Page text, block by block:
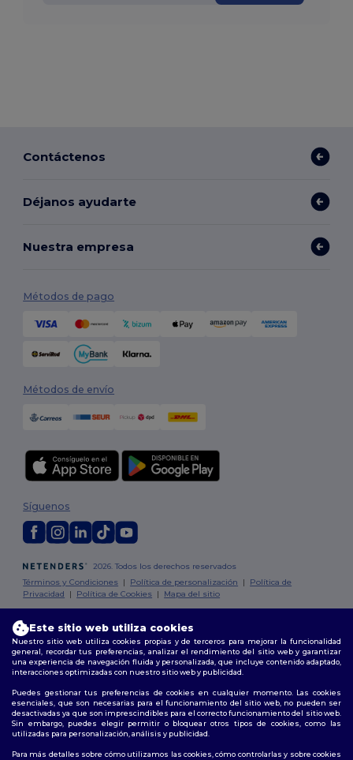
Contáctenos
Déjanos ayudarte
Nuestra empresa
Métodos de pago
Métodos de envío
2026. Todos los derechos reservados
Términos y Condiciones | Política de personalización | Política de
Privacidad | Política de Cookies | Mapa del sitio
Síguenos
Madrid|Barcelona|Valencia |Seville |
Palma | Bilbao| Alicante
Este sitio web utiliza cookies
Nuestro sitio web utiliza cookies propias y de terceros para mejorar la funcionalidad
general, recordar tus preferencias, analizar el rendimiento del sitio web y garantizar
una experiencia de navegación fluida y personalizada, que incluye contenido adaptado,
interacciones optimizadas con nuestro sitio web y publicidad.
Puedes gestionar tus preferencias de cookies en cualquier momento. Las cookies
esenciales, que son necesarias para el funcionamiento del sitio web, no pueden ser
desactivadas ya que son imprescindibles para el correcto funcionamiento del sitio web.
Sin embargo, puedes elegir permitir o bloquear otros tipos de cookies, como las
utilizadas para personalización, análisis y publicidad.
Para más detalles sobre cómo utilizamos las cookies, cómo controlarlas y sobre cookies